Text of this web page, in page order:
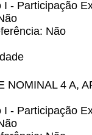
- Participação
Não
NOMINAL 4 A,
- Participação